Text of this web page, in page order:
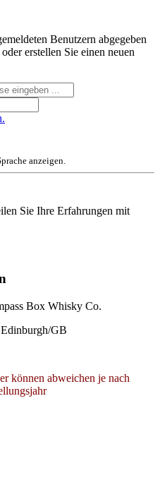
Benutzern abgegeben
erstellen Sie einen neuen
anzeigen.
Sie Ihre Erfahrungen mit
Box Whisky Co.
GB
können abweichen je nach